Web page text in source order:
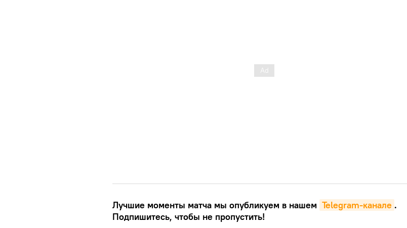
Лучшие моменты матча мы опубликуем в нашем Telegram-канале .
Подпишитесь, чтобы не пропустить!